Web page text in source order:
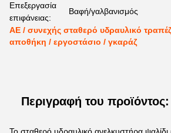
Επεξεργασία
επιφάνειας:
Βαφή/γαλβανισμός
ΑΕ / συνεχής σταθερό υδραυλικό
αποθήκη / εργοστάσιο / γκαράζ
Περιγραφή του προϊόντος: